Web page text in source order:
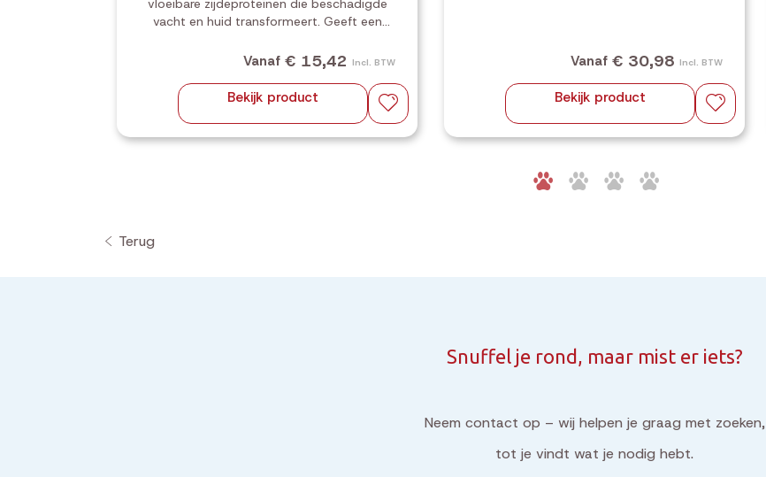
vloeibare zijdeproteïnen die beschadigde
vacht en huid transformeert. Geeft een
glinsterende glans. Elimineert statische fly-
Vanaf € 15,42 Incl. BTW
Bekijk product
Vanaf € 30,98 Incl. BTW
Bekijk product
Terug
Snuffel je rond, maar mist er iets?
Neem contact op – wij helpen je graag met zoeken,
tot je vindt wat je nodig hebt.